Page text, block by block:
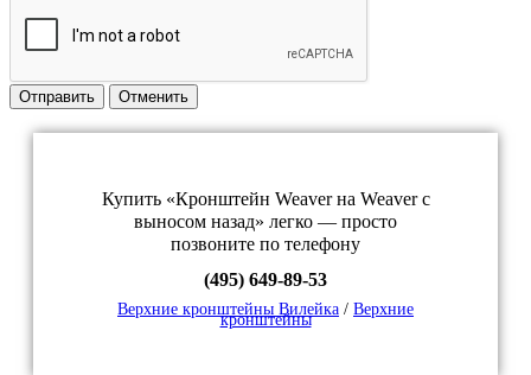
Отправить Отменить
Купить «Кронштейн Weaver на Weaver с
выносом назад» легко — просто
позвоните по телефону
(495) 649-89-53
Верхние кронштейны Вилейка / Верхние
кронштейны